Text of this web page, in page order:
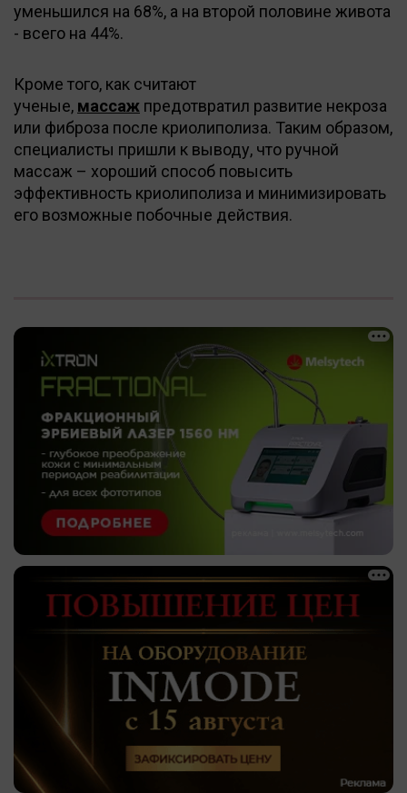
уменьшился на 68%, а на второй половине живота
- всего на 44%.
Кроме того, как считают
ученые, массаж предотвратил развитие некроза
или фиброза после криолиполиза. Таким образом,
специалисты пришли к выводу, что ручной
массаж – хороший способ повысить
эффективность криолиполиза и минимизировать
его возможные побочные действия.